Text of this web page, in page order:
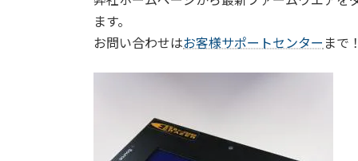
ます。
お問い合わせはお客様サポートセンター まで